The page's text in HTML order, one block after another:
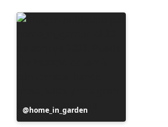
Publicación
realizada
home_in_garden